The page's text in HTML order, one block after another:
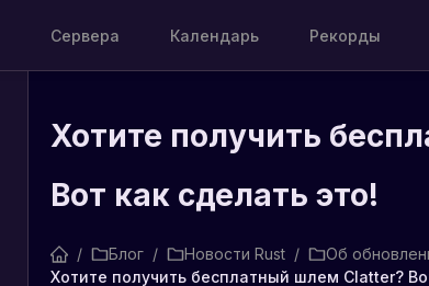
Сервера Календарь Рекорды
Хотите получить
Вот как сделать это!
/ Блог / Новости Rust / Об